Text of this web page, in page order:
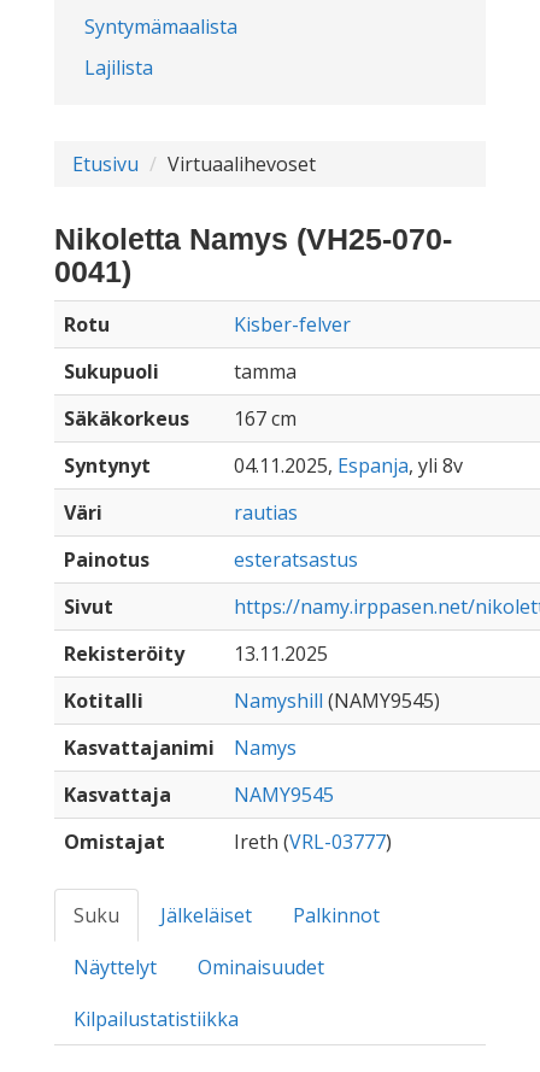
Syntymämaalista
Lajilista
Etusivu Virtuaalihevoset
Nikoletta Namys (VH25-070-
0041)
Rotu
Kisber-felver
Sukupuoli
tamma
Säkäkorkeus
167 cm
Syntynyt
04.11.2025, Espanja, yli 8v
Väri
rautias
Painotus
esteratsastus
Sivut
https://namy.irppasen.net/
Rekisteröity
13.11.2025
Kotitalli
Namyshill (NAMY9545)
Kasvattajanimi
Namys
Kasvattaja
NAMY9545
Omistajat
Ireth (VRL-03777)
Suku Jälkeläiset
Palkinnot
Näyttelyt
Ominaisuudet
Kilpailustatistiikka